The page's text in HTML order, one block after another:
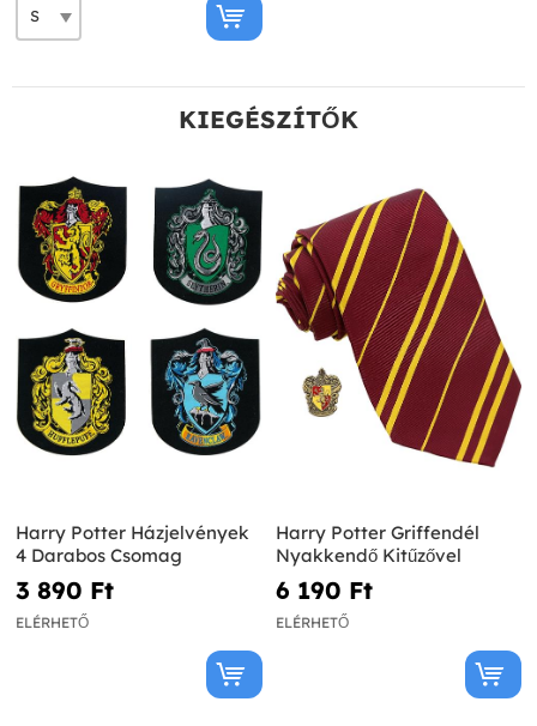
KIEGÉSZÍTŐK
Harry Potter Házjelvények
4 Darabos Csomag
3 890 Ft‎
ELÉRHETŐ
Harry Potter Griffendél
Nyakkendő Kitűzővel
6 190 Ft‎
ELÉRHETŐ